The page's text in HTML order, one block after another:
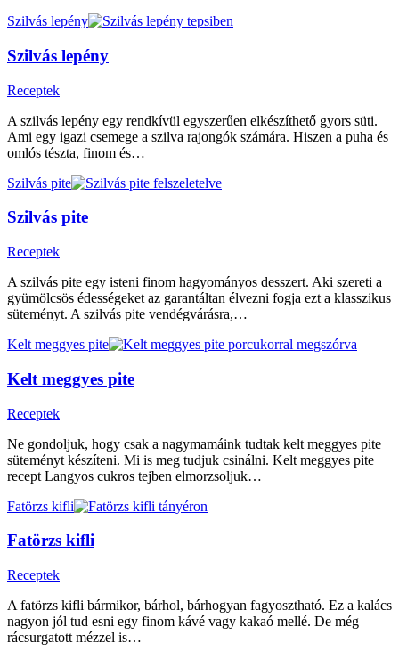
Szilvás lepény
Szilvás lepény
Receptek
A szilvás lepény egy rendkívül egyszerűen elkészíthető gyors süti.
Ami egy igazi csemege a szilva rajongók számára. Hiszen a puha és
omlós tészta, finom és…
Szilvás pite
Szilvás pite
Receptek
A szilvás pite egy isteni finom hagyományos desszert. Aki szereti a
gyümölcsös édességeket az garantáltan élvezni fogja ezt a klasszikus
süteményt. A szilvás pite vendégvárásra,…
Kelt meggyes pite
Kelt meggyes pite
Receptek
Ne gondoljuk, hogy csak a nagymamáink tudtak kelt meggyes pite
süteményt készíteni. Mi is meg tudjuk csinálni. Kelt meggyes pite
recept Langyos cukros tejben elmorzsoljuk…
Fatörzs kifli
Fatörzs kifli
Receptek
A fatörzs kifli bármikor, bárhol, bárhogyan fagyosztható. Ez a kalács
nagyon jól tud esni egy finom kávé vagy kakaó mellé. De még
rácsurgatott mézzel is…